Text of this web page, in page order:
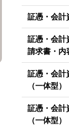
証憑・会計
証憑・会
請求書・内
証憑・会
（一体型
証憑・会
（一体型